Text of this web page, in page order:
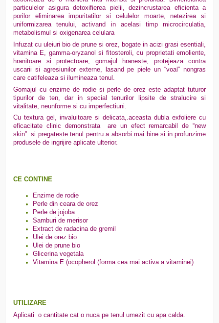
particulelor asigura detoxifierea pielii, dezincrustarea eficienta a
porilor eliminarea impuritatilor si celulelor moarte, netezirea si
uniformizarea tenului, activand in acelasi timp microcirculatia,
metabolismul si oxigenarea celulara
Infuzat cu uleiuri bio de prune si orez, bogate in acizi grasi esentiali,
vitamina E, gamma-oryzanol si fitosteroli, cu proprietati emoliente,
hranitoare si protectoare, gomajul hraneste, protejeaza contra
uscarii si agresiunilor externe, lasand pe piele un “voal” nongras
care catifeleaza si ilumineaza tenul.
Gomajul cu enzime de rodie si perle de orez este adaptat tuturor
tipurilor de ten, dar in special tenurilor lipsite de stralucire si
vitalitate, neunforme si cu imperfectiuni.
Cu textura gel, invaluitoare si delicata,.aceasta dubla exfoliere cu
eficacitate clinic demonstrata are un efect remarcabil de “new
skin”. si pregateste tenul pentru a absorbi mai bine si in profunzime
produsele de ingrijire aplicate ulterior.
CE CONTINE
Enzime de rodie
Perle din ceara de orez
Perle de jojoba
Samburi de merisor
Extract de radacina de gremil
Ulei de orez bio
Ulei de prune bio
Glicerina vegetala
Vitamina E (ocopherol (forma cea mai activa a vitaminei)
UTILIZARE
Aplicati o cantitate cat o nuca pe tenul umezit cu apa calda.